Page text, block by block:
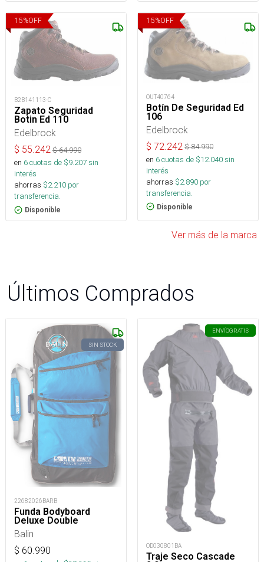
15%OFF
B2B141113-C
Zapato Seguridad
Botin Ed 110
Edelbrock
$ 55.242 $64.990
en 6cuotas de $9.207sin
interés
ahorras $2.210 por
transferencia.
Disponible
15%OFF
OUT40764
Botín De Seguridad Ed
106
Edelbrock
$ 72.242 $84.990
en 6cuotas de $12.040sin
interés
ahorras $2.890 por
transferencia.
Disponible
Ver más de la marca
Últimos Comprados
SIN STOCK
22682026BARB
Funda Bodyboard
Deluxe Double
Balin
$ 60.990
ENVÍOGRATIS
OD030801BA
Traje Seco Cascade